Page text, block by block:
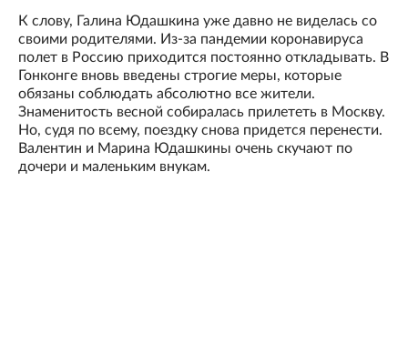
К слову, Галина Юдашкина уже давно не виделась со
своими родителями. Из-за пандемии коронавируса
полет в Россию приходится постоянно откладывать. В
Гонконге вновь введены строгие меры, которые
обязаны соблюдать абсолютно все жители.
Знаменитость весной собиралась прилететь в Москву.
Но, судя по всему, поездку снова придется перенести.
Валентин и Марина Юдашкины очень скучают по
дочери и маленьким внукам.